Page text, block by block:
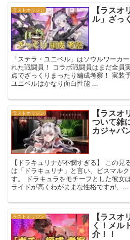
ラストオリジン 【ラス
ル」ざっ
「ステラ・ユニベル」はソウルワーカ
れた戦闘員！ コラボ戦闘員はまだ全
点でざっくりまったり編成考察！ 実装
ユニベルはかなり面白性能 ...
ラストオリジン 【ラス
ついて雑
カジャパ
【ドラキュリナが不憫すぎる】 この見
は「ドラキュリナ」と言い、ビスマル
す。 ドラキュラをモチーフとした彼女
ライドが高くわがままな性格ですが、...
ラストオリジン 【ラス
く！メル
介！！